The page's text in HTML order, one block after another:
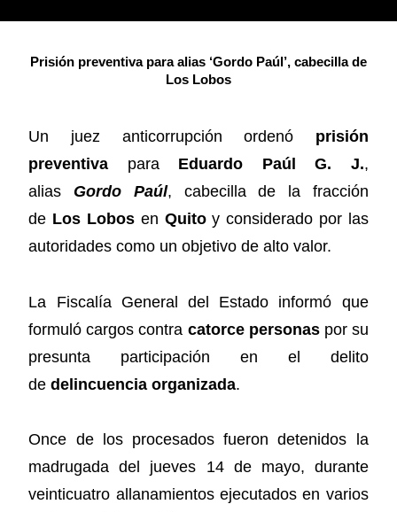
Prisión preventiva para alias ‘Gordo Paúl’, cabecilla de
Los Lobos
Un juez anticorrupción ordenó prisión
preventiva para Eduardo Paúl G. J.,
alias Gordo Paúl, cabecilla de la fracción
de Los Lobosen Quitoy considerado por las
autoridades como un objetivo de alto valor.
La Fiscalía General del Estado informó que
formuló cargos contra catorce personaspor su
presunta participación en el delito
dedelincuencia organizada.
Once de los procesados fueron detenidos la
madrugada del jueves 14 de mayo, durante
veinticuatro allanamientos ejecutados en varios